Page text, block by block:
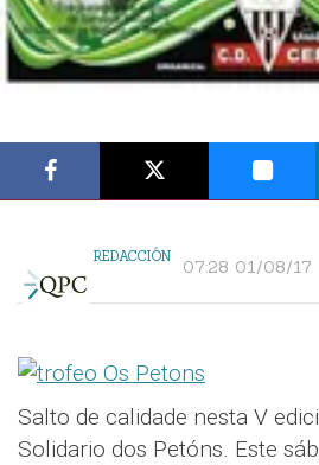
REDACCIÓN 07:28 01/08/17
Salto de calidade nesta V
Solidario dos Petóns. Este